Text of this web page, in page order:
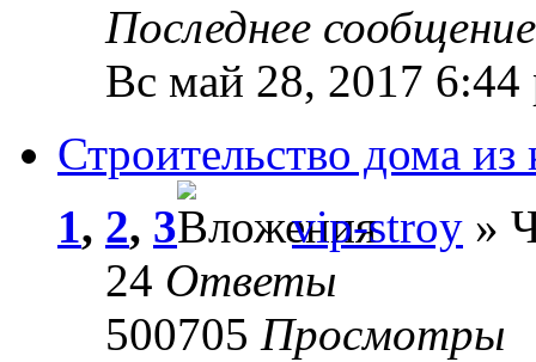
Последнее
Вс май 28, 2017 6:44
Строительство дома из
1, 2, 3 vip-stroy »
24 Ответы
500705 Просмотры